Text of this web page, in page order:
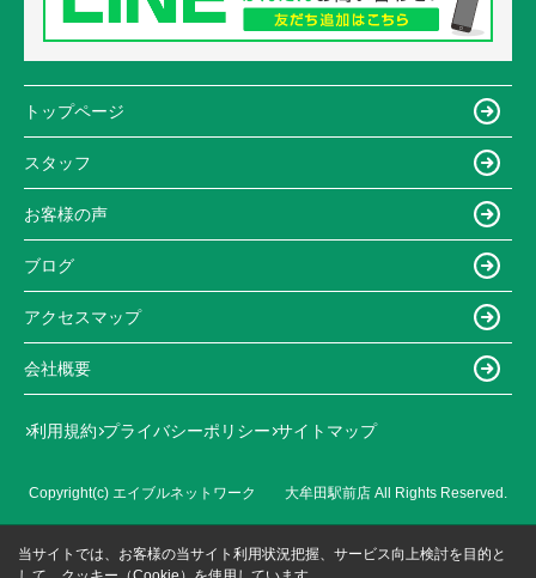
トップページ
スタッフ
お客様の声
ブログ
アクセスマップ
会社概要
利用規約 プライバシーポリシー サイトマップ
Copyright(c) エイブルネットワーク 大牟田駅前店 All Rights Reserved.
当サイトでは、お客様の当サイト利用状況把握、サービス向上検討を目的と